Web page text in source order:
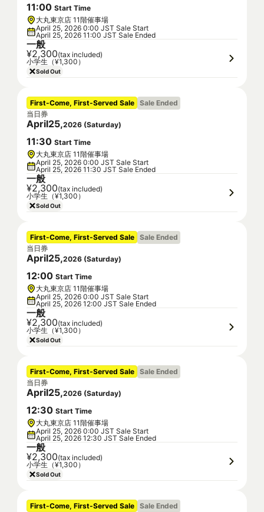
11:00 Start Time
大丸東京店 11階催事場
April 25, 2026 0:00 JST Sale Start
April 25, 2026 11:00 JST Sale Ended
一般
¥2,300(tax included)
小学生（¥1,300）
Sold Out
First-Come, First-Served Sale Sale Ended
当日券
April25,2026 (Saturday)
11:30 Start Time
大丸東京店 11階催事場
April 25, 2026 0:00 JST Sale Start
April 25, 2026 11:30 JST Sale Ended
一般
¥2,300(tax included)
小学生（¥1,300）
Sold Out
First-Come, First-Served Sale Sale Ended
当日券
April25,2026 (Saturday)
12:00 Start Time
大丸東京店 11階催事場
April 25, 2026 0:00 JST Sale Start
April 25, 2026 12:00 JST Sale Ended
一般
¥2,300(tax included)
小学生（¥1,300）
Sold Out
First-Come, First-Served Sale Sale Ended
当日券
April25,2026 (Saturday)
12:30 Start Time
大丸東京店 11階催事場
April 25, 2026 0:00 JST Sale Start
April 25, 2026 12:30 JST Sale Ended
一般
¥2,300(tax included)
小学生（¥1,300）
Sold Out
First-Come, First-Served Sale Sale Ended